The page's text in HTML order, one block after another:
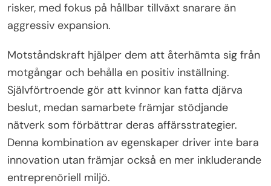
risker, med fokus på hållbar tillväxt snarare än
aggressiv expansion.
Motståndskraft hjälper dem att återhämta sig från
motgångar och behålla en positiv inställning.
Självförtroende gör att kvinnor kan fatta djärva
beslut, medan samarbete främjar stödjande
nätverk som förbättrar deras affärsstrategier.
Denna kombination av egenskaper driver inte bara
innovation utan främjar också en mer inkluderande
entreprenöriell miljö.